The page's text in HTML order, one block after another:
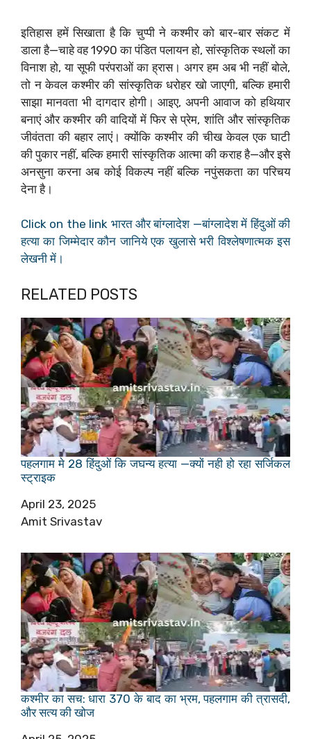
इतिहास हमें सिखाता है कि चुप्पी ने कश्मीर को बार-बार संकट में
डाला है—चाहे वह 1990 का पंडित पलायन हो, सांस्कृतिक स्थलों का
विनाश हो, या सूफी परंपराओं का ह्रास। अगर हम अब भी नहीं बोले,
तो न केवल कश्मीर की सांस्कृतिक धरोहर खो जाएगी, बल्कि हमारी
साझा मानवता भी दागदार होगी। आइए, अपनी आवाज को हथियार
बनाएं और कश्मीर की वादियों में फिर से प्रेम, शांति और सांस्कृतिक
जीवंतता की बहार लाएं। क्योंकि कश्मीर की चीख केवल एक घाटी
की पुकार नहीं, बल्कि हमारी सांस्कृतिक आत्मा की कराह है—और इसे
अनसुना करना अब कोई विकल्प नहीं बल्कि नपुंसकता का परिचय
देना है।
Click on the link भारत और बांग्लादेश —बांग्लादेश में हिंदुओं की
हत्या का जिम्मेदार कौन जानिये एक खुलासे भरी विश्लेषणात्मक इस
लेखनी में।
RELATED POSTS
पहलगाम मे 28 हिंदुओं कि जघन्य हत्या —क्यों नही हो रहा सर्जिकल
स्ट्राइक
Date
April 23, 2025
Author
Amit Srivastav
कश्मीर का सच: धारा 370 के बाद का भ्रम, पहलगाम की त्रासदी,
और सत्य की खोज